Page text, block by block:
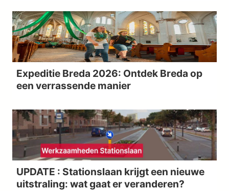
Expeditie Breda 2026: Ontdek Breda op
een verrassende manier
UPDATE : Stationslaan krijgt een nieuwe
uitstraling: wat gaat er veranderen?